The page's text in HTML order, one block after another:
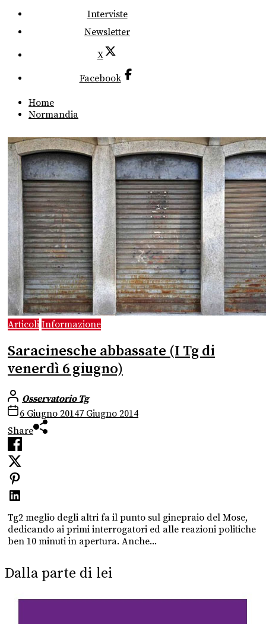
Interviste
Newsletter
X
Facebook
Home
Normandia
Articoli Informazione
Saracinesche abbassate (I Tg di
venerdì 6 giugno)
Osservatorio Tg
6 Giugno 20147 Giugno 2014
Share
Tg2 meglio degli altri fa il punto sul ginepraio del Mose,
dedicando ai primi interrogatori ed alle reazioni politiche
ben 10 minuti in apertura. Anche...
Dalla parte di lei